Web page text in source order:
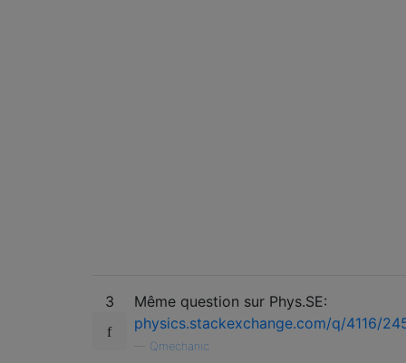
3
Même question sur Phys.SE:
physics.stackexchange.com/q/4116/
Qmechanic